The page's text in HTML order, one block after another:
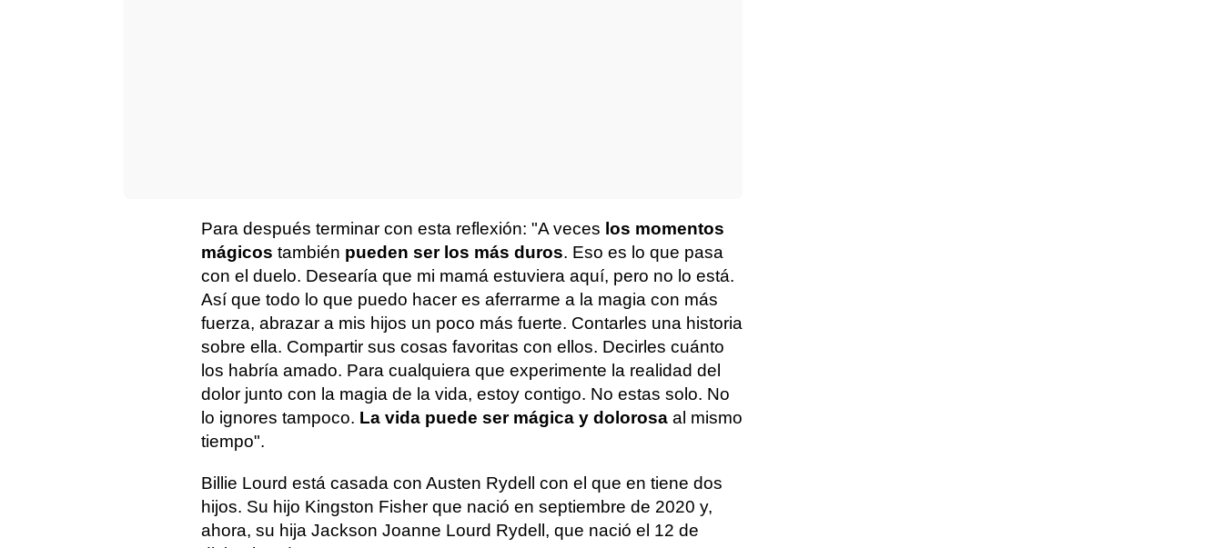
Para después terminar con esta reflexión: "A veces los momentos
mágicos también pueden ser los más duros. Eso es lo que pasa
con el duelo. Desearía que mi mamá estuviera aquí, pero no lo está.
Así que todo lo que puedo hacer es aferrarme a la magia con más
fuerza, abrazar a mis hijos un poco más fuerte. Contarles una historia
sobre ella. Compartir sus cosas favoritas con ellos. Decirles cuánto
los habría amado. Para cualquiera que experimente la realidad del
dolor junto con la magia de la vida, estoy contigo. No estas solo. No
lo ignores tampoco. La vida puede ser mágica y dolorosa al mismo
tiempo".
Billie Lourd está casada con Austen Rydell con el que en tiene dos
hijos. Su hijo Kingston Fisher que nació en septiembre de 2020 y,
ahora, su hija Jackson Joanne Lourd Rydell, que nació el 12 de